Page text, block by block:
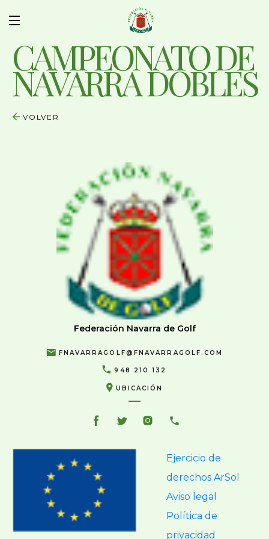
CAMPEONATO DE
NAVARRA DOBLES
VOLVER
Federación Navarra de Golf
FNAVARRAGOLF@FNAVARRAGOLF.COM
948 210 132
UBICACIÓN
Ejercicio de
derechos ArSol
Aviso legal
Política de
privacidad